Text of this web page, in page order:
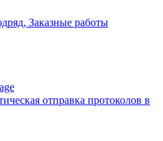
Заказные работы
отправка протоколов в